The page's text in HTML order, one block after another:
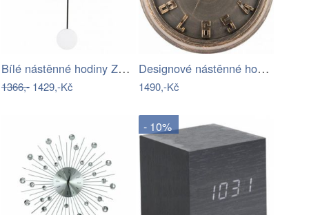
Bílé nástěnné hodiny Zuiver
1366,- 1429,-Kč
Designové nástěnné hodiny 00825R Lowell…
1490,-Kč
- 10%